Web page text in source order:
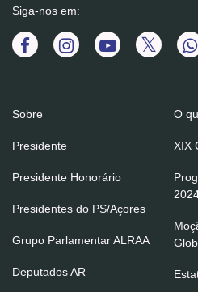
Siga-nos em:
Sobre
Presidente
Presidente Honorário
Presidentes do PS/Açores
Grupo Parlamentar ALRAA
Deputados AR
O
XIX